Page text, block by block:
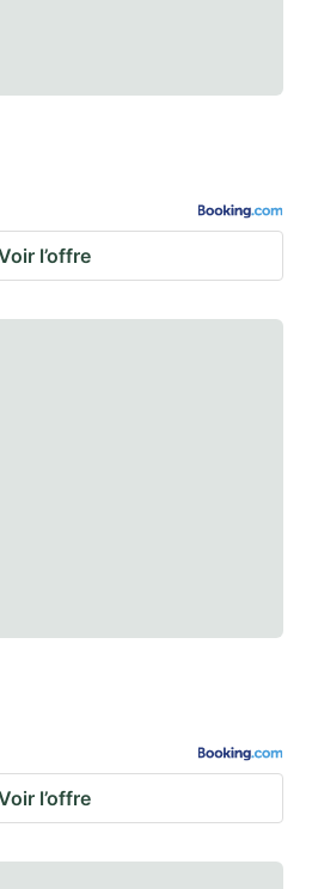
l’offre
l’offre